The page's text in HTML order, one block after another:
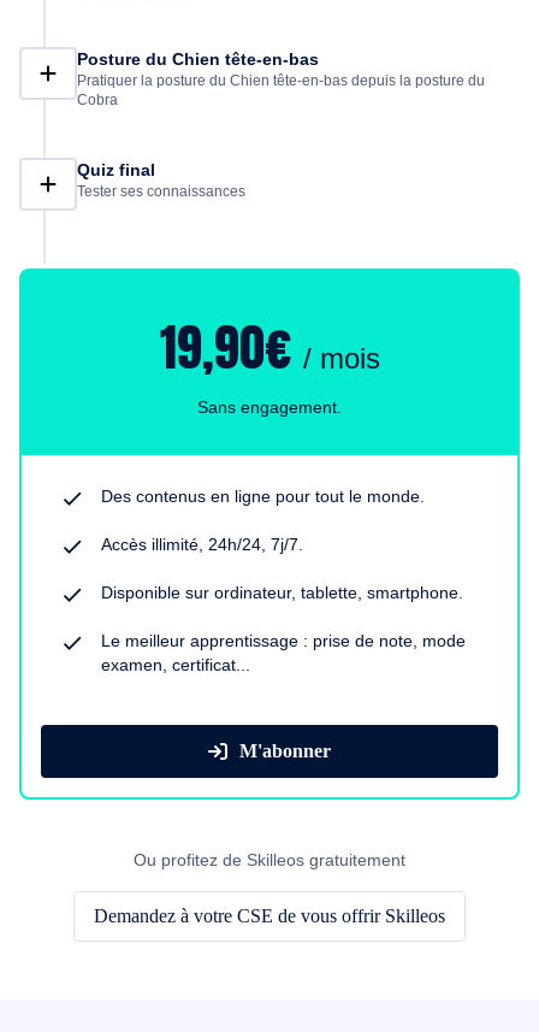
Posture du Chien tête-en-bas
Pratiquer la posture du Chien tête-en-bas depuis la posture du
Cobra
Quiz final
Tester ses connaissances
19,90€ / mois
Sans engagement.
Des contenus en ligne pour tout le monde.
Accès illimité, 24h/24, 7j/7.
Disponible sur ordinateur, tablette, smartphone.
Le meilleur apprentissage : prise de note, mode
examen, certificat...
M'abonner
Ou profitez de Skilleos gratuitement
Demandez à votre CSE de vous offrir Skilleos